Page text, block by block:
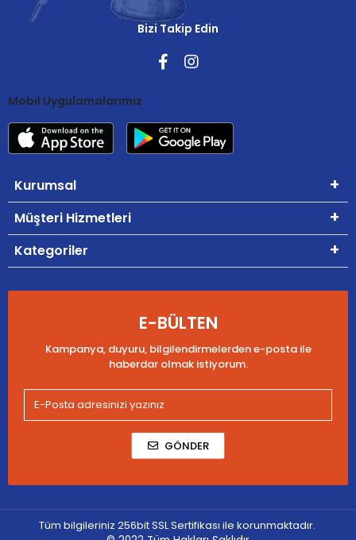
Bizi Takip Edin
Mobil Uygulamalarımız
Kurumsal
Müşteri Hizmetleri
Kategoriler
E-BÜLTEN
Kampanya, duyuru, bilgilendirmelerden e-posta ile
haberdar olmak istiyorum.
GÖNDER
Tüm bilgileriniz 256bit SSL Sertifikası ile korunmaktadır.